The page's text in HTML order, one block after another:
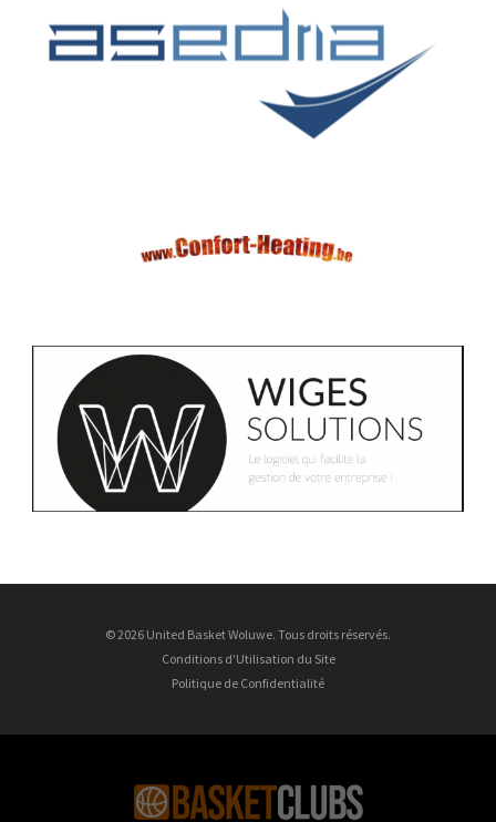
© 2026 United Basket Woluwe. Tous droits réservés.
Conditions d'Utilisation du Site
Politique de Confidentialité